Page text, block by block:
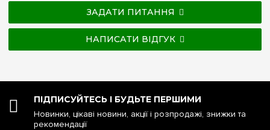
ЗАДАТИ ПИТАННЯ
НАПИСАТИ ВІДГУК
ПІДПИСУЙТЕСЬ І БУДЬТЕ ПЕРШИМИ
Новинки, цікаві новини, акції і розпродажі, знижки та
рекомендації